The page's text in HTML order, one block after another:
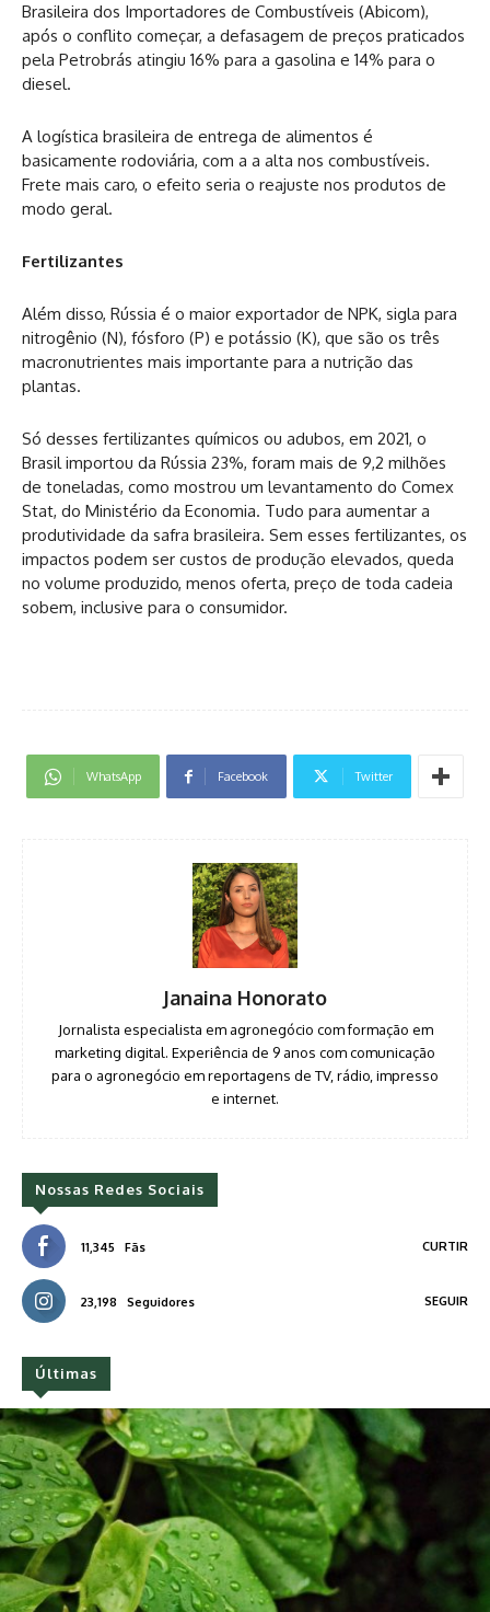
Brasileira dos Importadores de Combustíveis (Abicom),
após o conflito começar, a defasagem de preços praticados
pela Petrobrás atingiu 16% para a gasolina e 14% para o
diesel.
A logística brasileira de entrega de alimentos é
basicamente rodoviária, com a a alta nos combustíveis.
Frete mais caro, o efeito seria o reajuste nos produtos de
modo geral.
Fertilizantes
Além disso, Rússia é o maior exportador de NPK, sigla para
nitrogênio (N), fósforo (P) e potássio (K), que são os três
macronutrientes mais importante para a nutrição das
plantas.
Só desses fertilizantes químicos ou adubos, em 2021, o
Brasil importou da Rússia 23%, foram mais de 9,2 milhões
de toneladas, como mostrou um levantamento do Comex
Stat, do Ministério da Economia. Tudo para aumentar a
produtividade da safra brasileira. Sem esses fertilizantes, os
impactos podem ser custos de produção elevados, queda
no volume produzido, menos oferta, preço de toda cadeia
sobem, inclusive para o consumidor.
WhatsApp Facebook Twitter
Janaina Honorato
Jornalista especialista em agronegócio com formação em
marketing digital. Experiência de 9 anos com comunicação
para o agronegócio em reportagens de TV, rádio, impresso
e internet.
Nossas Redes Sociais
11,345 Fãs CURTIR
23,198 Seguidores SEGUIR
Últimas